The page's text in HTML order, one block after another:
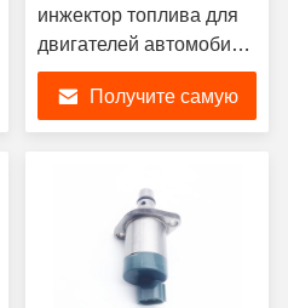
инжектор топлива для
двигателей автомобиля
294200-0L010 294200-
0040 294200-0041
294200-0042 294200-
Получите самую